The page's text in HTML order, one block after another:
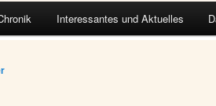
Interessantes und Aktuelles